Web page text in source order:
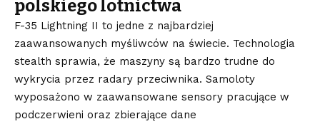
polskiego lotnictwa
F-35 Lightning II to jedne z najbardziej
zaawansowanych myśliwców na świecie. Technologia
stealth sprawia, że maszyny są bardzo trudne do
wykrycia przez radary przeciwnika. Samoloty
wyposażono w zaawansowane sensory pracujące w
podczerwieni oraz zbierające dane